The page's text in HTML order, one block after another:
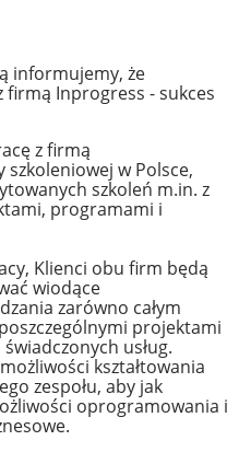
informujemy, że
firmą Inprogress - sukces
z firmą
w Polsce,
szkoleń m.in. z
programami i
Klienci obu firm będą
wiodące
zarówno całym
projektami
usług.
kształtowania
zespołu, aby jak
oprogramowania i